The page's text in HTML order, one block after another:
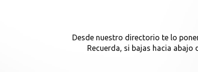
Desde nuestro directorio te lo
Recuerda, si bajas hacia